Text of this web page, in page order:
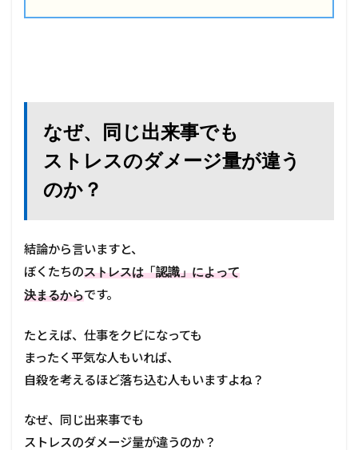
出
来
事
で
も
ス
ダ
メ
量
が
う
か
？
なぜ、同じ出来事でも
ストレスのダメージ量が違う
のか？
結論から言いますと、
ぼくたちのストレスは「認識」によって
決まるからです。
たとえば、仕事をクビになっても
まったく平気な人もいれば、
自殺を考えるほど落ち込む人もいますよね？
なぜ、同じ出来事でも
ストレスのダメージ量が違うのか？